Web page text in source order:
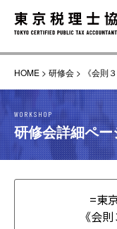
HOME > 研修会 > 《会則
WORKSHOP
研修会詳細ペー
=東
《会